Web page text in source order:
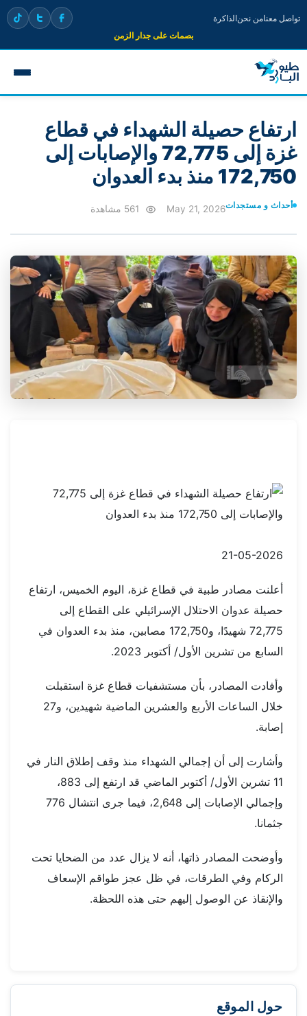
تواصل معنامن نحنالذاكرة
بصمات على جدار الزمن
ارتفاع حصيلة الشهداء في قطاع
غزة إلى 72,775 والإصابات إلى
172,750 منذ بدء العدوان
أحداث و مستجداتMay 21, 2026
21-05-2026
أعلنت مصادر طبية في قطاع غزة، اليوم الخميس، ارتفاع
حصيلة عدوان الاحتلال الإسرائيلي على القطاع إلى
72,775 شهيدًا، و172,750 مصابين، منذ بدء العدوان في
السابع من تشرين الأول/ أكتوبر 2023.
وأفادت المصادر، بأن مستشفيات قطاع غزة استقبلت
خلال الساعات الأربع والعشرين الماضية شهيدين، و27
إصابة.
وأشارت إلى أن إجمالي الشهداء منذ وقف إطلاق النار في
11 تشرين الأول/ أكتوبر الماضي قد ارتفع إلى 883،
وإجمالي الإصابات إلى 2,648، فيما جرى انتشال 776
جثمانا.
وأوضحت المصادر ذاتها، أنه لا يزال عدد من الضحايا تحت
الركام وفي الطرقات، في ظل عجز طواقم الإسعاف
والإنقاذ عن الوصول إليهم حتى هذه اللحظة.
حول الموقع